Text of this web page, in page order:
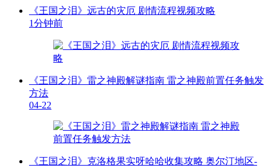
《王国之泪》远古的灾厄 剧情流程视频攻略
1分钟前
《王国之泪》雷之神殿解谜指南 雷之神殿前置任务触发
方法
04-22
《王国之泪》克洛格果实呀哈哈收集攻略 奥尔汀地区-